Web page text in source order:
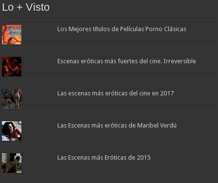
Lo + Visto
Los Mejores títulos de Películas Porno Clásicas
Escenas eróticas más fuertes del cine. Irreversible
Las escenas más eróticas del cine en 2017
Las Escenas más eróticas de Maribel Verdú
Las Escenas más Eróticas de 2015